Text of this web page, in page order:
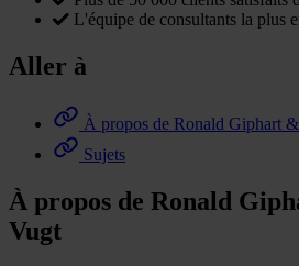
L'équipe de consultants la plus
Aller à
À propos de Ronald Giphart
Sujets
À propos de Ronald
Vugt